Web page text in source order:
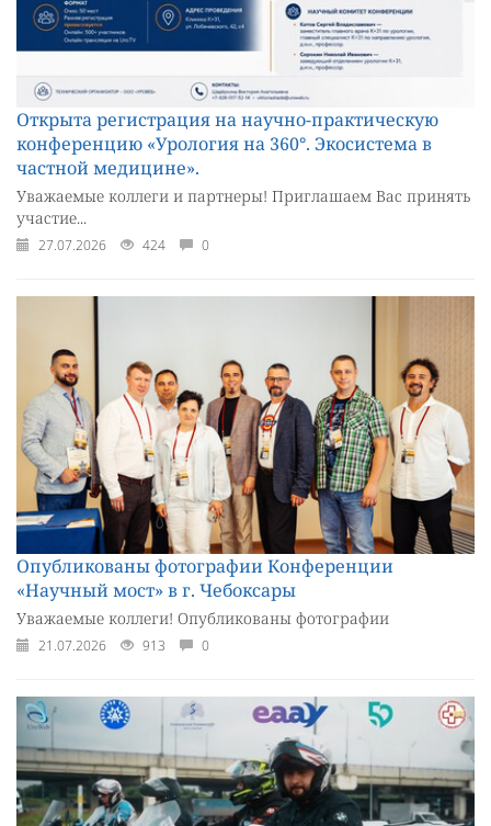
Открыта регистрация на научно-практическую
конференцию «Урология на 360°. Экосистема в
частной медицине».
Уважаемые коллеги и партнеры! Приглашаем Вас принять
участие...
27.07.2026 424 0
Опубликованы фотографии Конференции
«Научный мост» в г. Чебоксары
Уважаемые коллеги! Опубликованы фотографии
21.07.2026 913 0